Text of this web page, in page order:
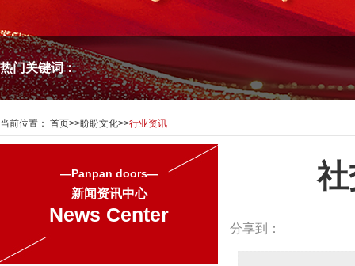
热门关键词：
当前位置： 首页>>盼盼文化>>行业资讯
—Panpan doors—
新闻资讯中心
News Center
分享到：